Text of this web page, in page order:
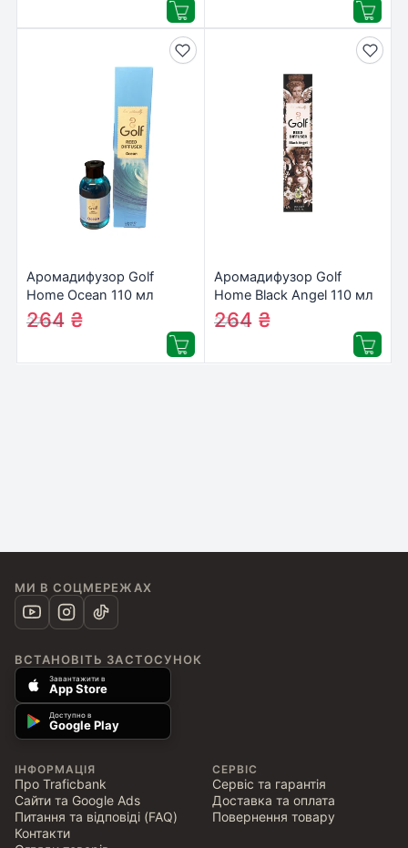
Аромадифузор Golf
Home Ocean 110 мл
(8697405607785)
275₴
264 ₴
Аромадифузор Golf
Home Black Angel 110 мл
(8697405607877)
278₴
264 ₴
МИ В СОЦМЕРЕЖАХ
ВСТАНОВІТЬ ЗАСТОСУНОК
Завантажити в
App Store
Доступно в
Google Play
ІНФОРМАЦІЯ
Про Traficbank
Сайти та Google Ads
Питання та відповіді (FAQ)
Контакти
СЕРВІС
Сервіс та гарантія
Доставка та оплата
Повернення товару